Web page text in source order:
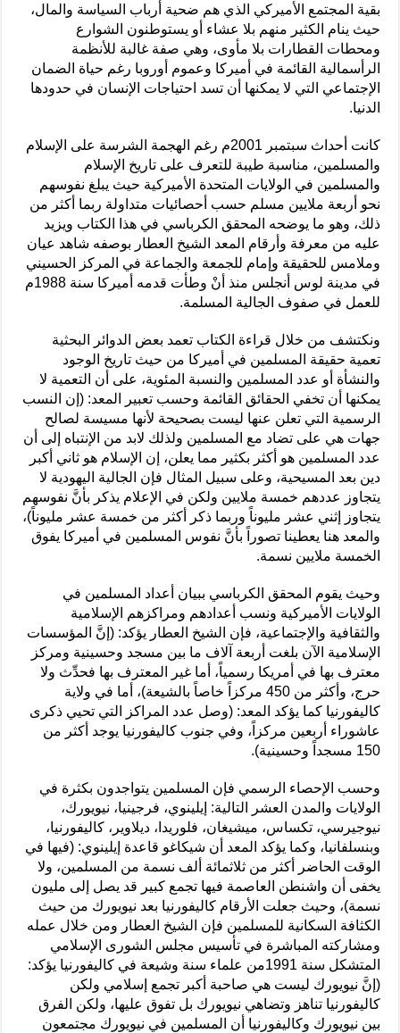
بقية المجتمع الأميركي الذي هم ضحية أرباب السياسة والمال،
حيث ينام الكثير منهم بلا عشاء أو يستوطنون الشوارع
ومحطات القطارات بلا مأوى، وهي صفة غالبة للأنظمة
الرأسمالية القائمة في أميركا وعموم أوروبا رغم حياة الضمان
الإجتماعي التي لا يمكنها أن تسد احتياجات الإنسان في حدودها
الدنيا.
كانت أحداث سبتمبر 2001م رغم الهجمة الشرسة على الإسلام
والمسلمين، مناسبة طيبة للتعرف على تاريخ الإسلام
والمسلمين في الولايات المتحدة الأميركية حيث يبلغ نفوسهم
نحو أربعة ملايين مسلم حسب أحصائيات متداولة ربما أكثر من
ذلك، وهو ما يوضحه المحقق الكرباسي في هذا الكتاب ويزيد
عليه من معرفة وأرقام المعد الشيخ العطار بوصفه شاهد عيان
وملامس للحقيقة وإمام للجمعة والجماعة في المركز الحسيني
في مدينة لوس أنجلس منذ أنْ وطأت قدمه أميركا سنة 1988م
للعمل في صفوف الجالية المسلمة.
ونكتشف من خلال قراءة الكتاب تعمد بعض الدوائر البحثية
تعمية حقيقة المسلمين في أميركا من حيث تاريخ الوجود
والنشأة أو عدد المسلمين والنسبة المئوية، على أن التعمية لا
يمكنها أن تخفي الحقائق القائمة وحسب تعبير المعد: (إن النسب
الرسمية التي تعلن عنها ليست بصحيحة لأنها مسيسة لصالح
جهات هي على تضاد مع المسلمين ولذلك لابد من الإنتباه إلى أن
عدد المسلمين هو أكثر بكثير مما يعلن، إن الإسلام هو ثاني أكبر
دين بعد المسيحية، وعلى سبيل المثال فإن الجالية اليهودية لا
يتجاوز عددهم خمسة ملايين ولكن في الإعلام يذكر بأنَّ نفوسهم
يتجاوز إثني عشر مليوناً وربما ذكر أكثر من خمسة عشر مليوناً)،
والمعد هنا يعطينا تصوراً بأنَّ نفوس المسلمين في أميركا يفوق
الخمسة ملايين نسمة.
وحيث يقوم المحقق الكرباسي ببيان أعداد المسلمين في
الولايات الأميركية ونسب أعدادهم ومراكزهم الإسلامية
والثقافية والإجتماعية، فإن الشيخ العطار يؤكد: (إنَّ المؤسسات
الإسلامية الآن بلغت أربعة آلاف ما بين مسجد وحسينية ومركز
معترف بها في أمريكا رسمياً، أما غير المعترف بها فحدِّث ولا
حرج، وأكثر من 450 مركزاً خاصاً بالشيعة)، أما في ولاية
كاليفورنيا كما يؤكد المعد: (وصل عدد المراكز التي تحيي ذكرى
عاشوراء أربعين مركزاً، وفي جنوب كاليفورنيا يوجد أكثر من
150 مسجداً وحسينية).
وحسب الإحصاء الرسمي فإن المسلمين يتواجدون بكثرة في
الولايات والمدن العشر التالية: إيلينوي، فرجينيا، نيويورك،
نيوجيرسي، تكساس، ميشيغان، فلوريدا، ديلاوير، كاليفورنيا،
وبنسلفانيا، وكما يؤكد المعد أن شيكاغو قاعدة إيلينوي: (فيها في
الوقت الحاضر أكثر من ثلاثمائة ألف نسمة من المسلمين، ولا
يخفى أن واشنطن العاصمة فيها تجمع كبير قد يصل إلى مليون
نسمة)، وحيث جعلت الأرقام كاليفورنيا بعد نيويورك من حيث
الكثافة السكانية للمسلمين فإن الشيخ العطار ومن خلال عمله
ومشاركته المباشرة في تأسيس مجلس الشورى الإسلامي
المتشكل سنة 1991من علماء سنة وشيعة في كاليفورنيا يؤكد:
(إنَّ نيويورك ليست هي صاحبة أكبر تجمع إسلامي ولكن
كاليفورنيا تناهز وتضاهي نيويورك بل تفوق عليها، ولكن الفرق
بين نيويورك وكاليفورنيا أن المسلمين في نيويورك مجتمعون